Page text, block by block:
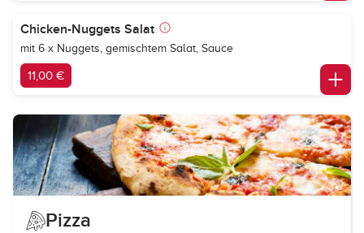
Chicken-Nuggets Salat
mit 6 x Nuggets, gemischtem Salat, Sauce
11,00 €
Pizza